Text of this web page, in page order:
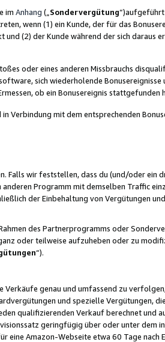
im Anhang („ Sondervergütung“)aufgeführt
wenn (1) ein Kunde, der für das
(2) der Kunde während der sich daraus
oder eines anderen Missbrauchs
sich wiederholende Bonusereignisse
ob ein Bonusereignis
Verbindung mit dem entsprechenden
wir feststellen, dass du (und/oder ein
Programm mit demselben Traffic
der Einbehaltung von Vergütungen
des Partnerprogramms oder
oder teilweise aufzuheben oder zu
“).
genau und umfassend zu
und spezielle Vergütungen,
qualifizierenden Verkauf berechnet und
geringfügig über oder unter dem
Amazon-Webseite etwa 60 Tage nach